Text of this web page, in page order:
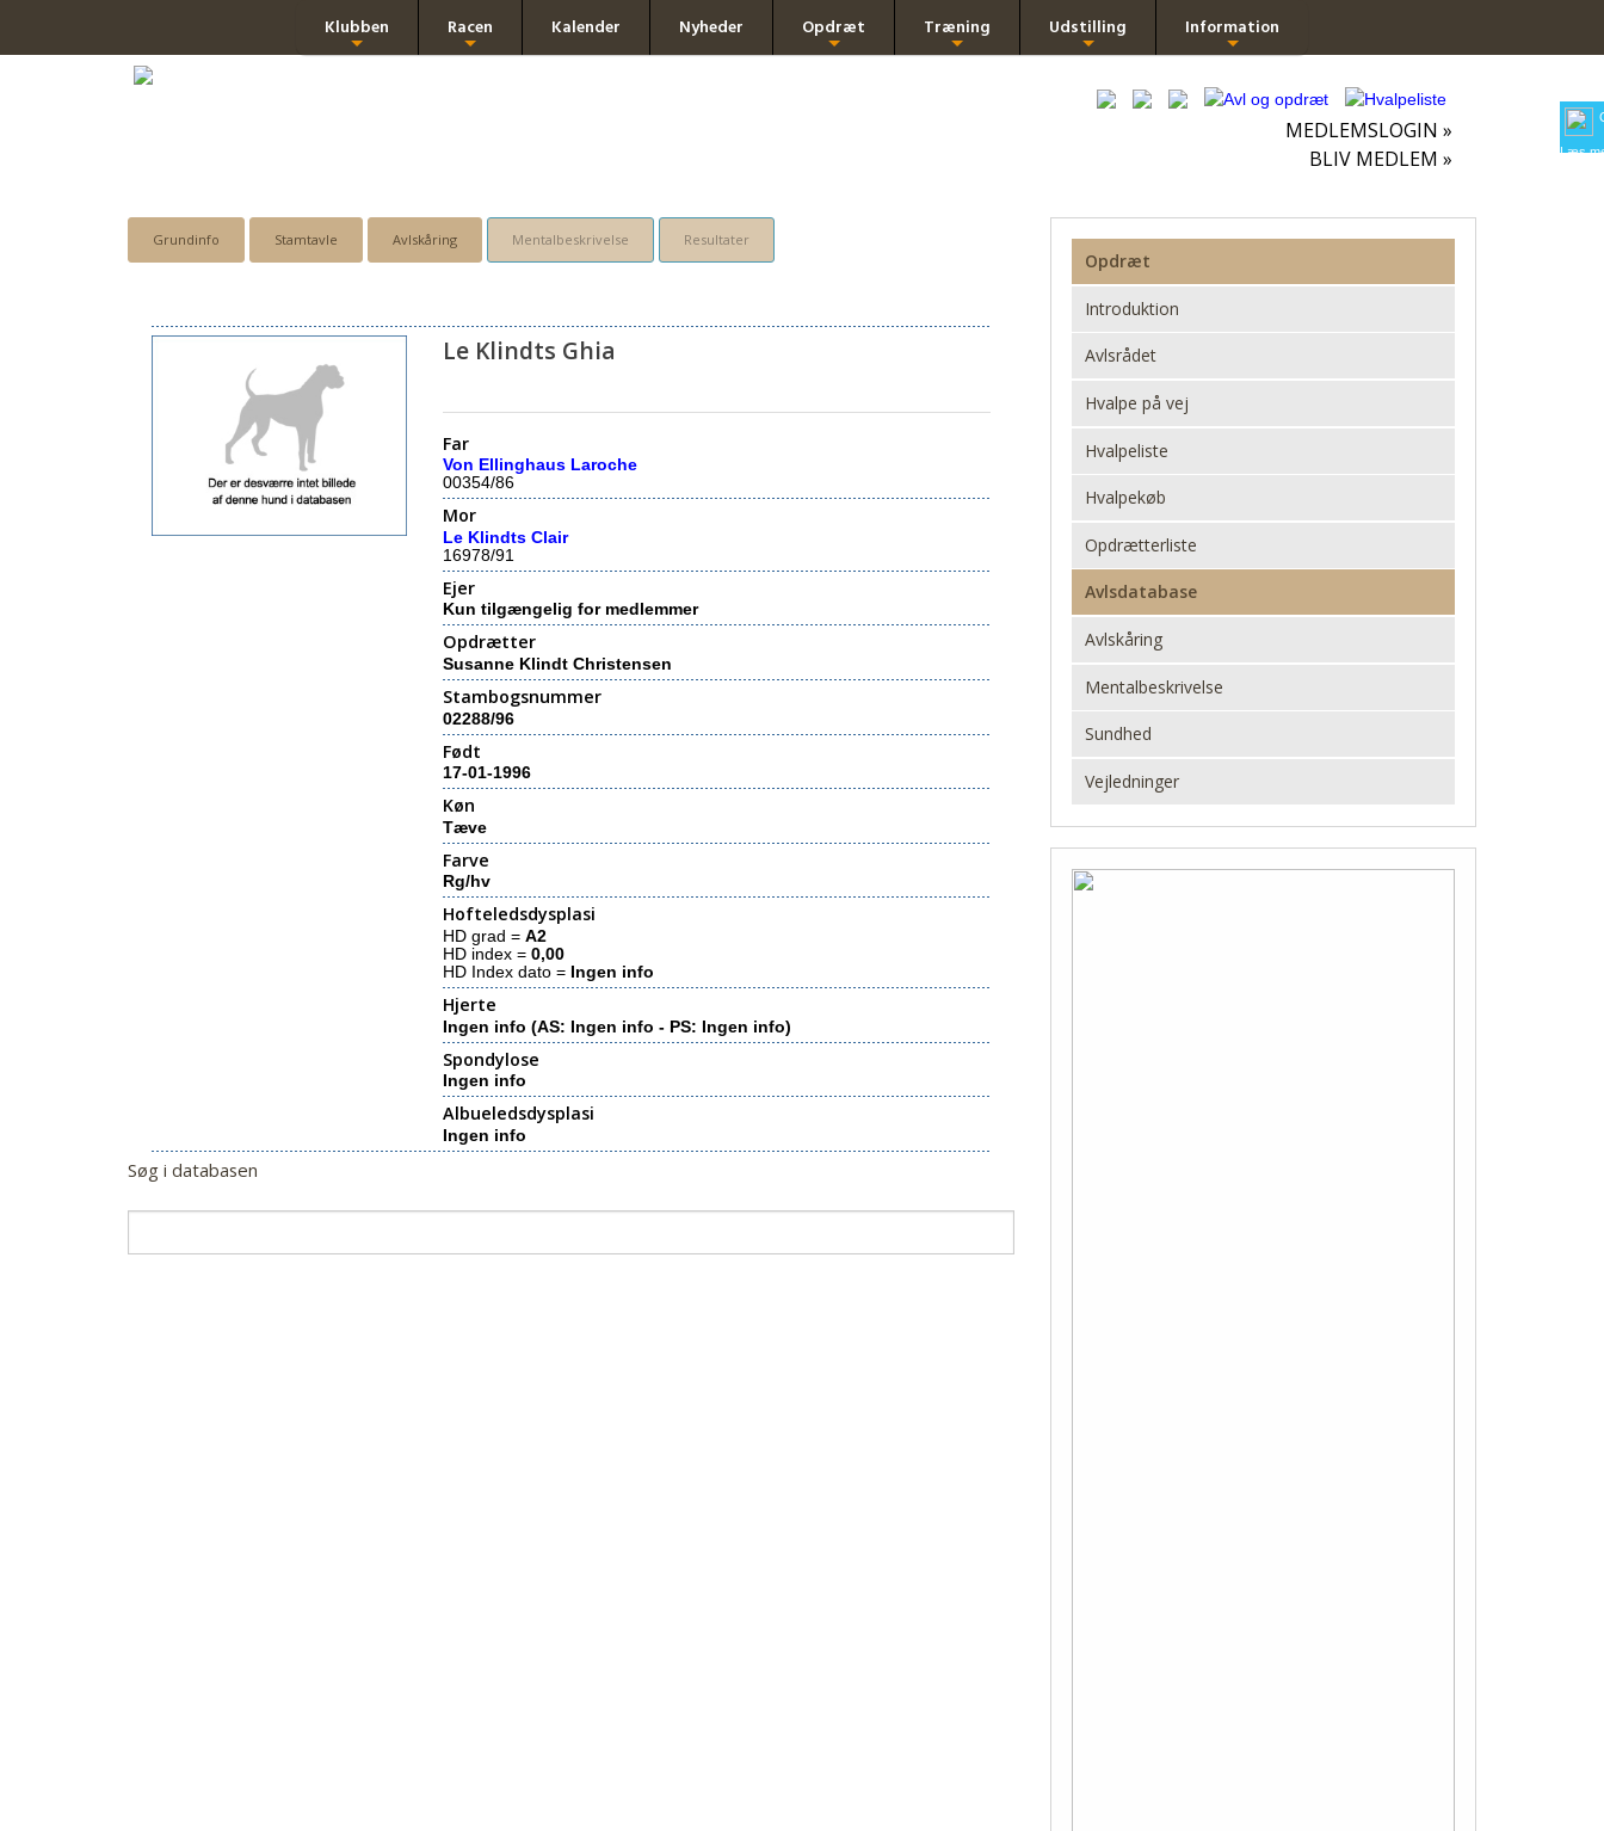
Læs
Klubben Racen Kalender Nyheder Opdræt Træning Udstilling Information
MEDLEMSLOGIN »
BLIV MEDLEM »
Grundinfo Stamtavle Avlskåring Mentalbeskrivelse Resultater
Le Klindts Ghia
Far
Von Ellinghaus Laroche
00354/86
Mor
Le Klindts Clair
16978/91
Ejer
Kun tilgængelig for medlemmer
Opdrætter
Susanne Klindt Christensen
Stambogsnummer
02288/96
Født
17-01-1996
Køn
Tæve
Farve
Rg/hv
Hofteledsdysplasi
HD grad =A2
HD index =0,00
HD Index dato = Ingen info
Hjerte
Ingen info (AS: Ingen info - PS: Ingen info)
Spondylose
Ingen info
Albueledsdysplasi
Ingen info
Søg i databasen
Opdræt
Introduktion
Avlsrådet
Hvalpe på vej
Hvalpeliste
Hvalpekøb
Opdrætterliste
Avlsdatabase
Avlskåring
Mentalbeskrivelse
Sundhed
Vejledninger